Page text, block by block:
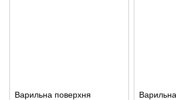
Варильна поверхня